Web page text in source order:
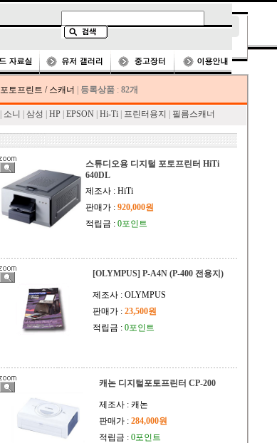
포토프린트 / 스캐너 등록상품 : 82개
소니 삼성 HP EPSON Hi-Ti 프린터용지 필름스캐너
스튜디오용 디지털 포토프린터 HiTi
640DL
제조사 : HiTi
판매가 : 920,000원
적립금 : 0포인트
[OLYMPUS] P-A4N (P-400 전용지)
제조사 : OLYMPUS
판매가 : 23,500원
적립금 : 0포인트
캐논 디지털포토프린터 CP-200
제조사 : 캐논
판매가 : 284,000원
적립금 : 0포인트